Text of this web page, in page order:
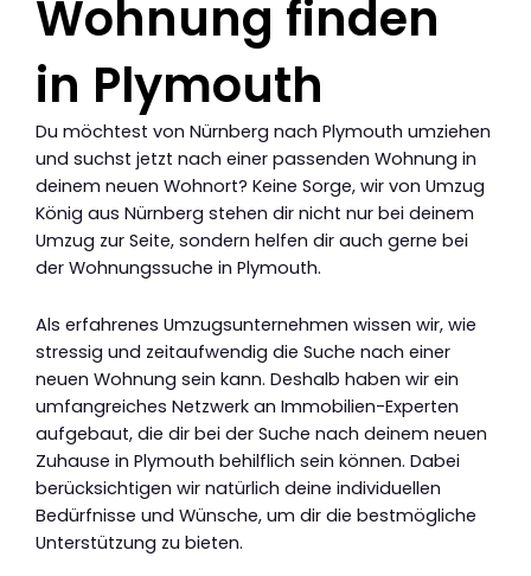
Wohnung finden
in Plymouth
Du möchtest von Nürnberg nach Plymouth umziehen
und suchst jetzt nach einer passenden Wohnung in
deinem neuen Wohnort? Keine Sorge, wir von Umzug
König aus Nürnberg stehen dir nicht nur bei deinem
Umzug zur Seite, sondern helfen dir auch gerne bei
der Wohnungssuche in Plymouth.
Als erfahrenes Umzugsunternehmen wissen wir, wie
stressig und zeitaufwendig die Suche nach einer
neuen Wohnung sein kann. Deshalb haben wir ein
umfangreiches Netzwerk an Immobilien-Experten
aufgebaut, die dir bei der Suche nach deinem neuen
Zuhause in Plymouth behilflich sein können. Dabei
berücksichtigen wir natürlich deine individuellen
Bedürfnisse und Wünsche, um dir die bestmögliche
Unterstützung zu bieten.